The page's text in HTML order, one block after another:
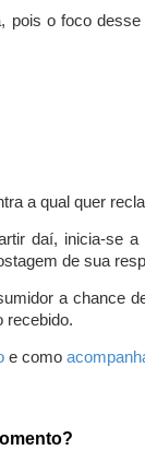
o foco
a qual quer
daí, inicia-se
de sua
a chance
recebido.
e como